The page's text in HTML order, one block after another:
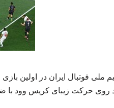
زیبای کریس وود با ضربه جاست در دقیقه 7